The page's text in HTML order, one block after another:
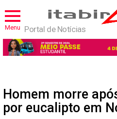
Menu Portal de Notícias
Homem morre
por eucalipto em